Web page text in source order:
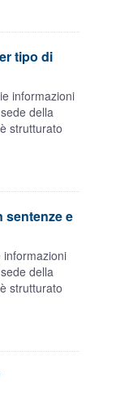
tipo di
informazioni
della
strutturato
sentenze e
informazioni
della
strutturato